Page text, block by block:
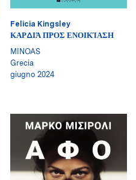
Felicia Kingsley
ΚΑΡΔΙΆ ΠΡΟΣ ΕΝΟΙΚΊΑΣΗ
MINOAS
Grecia
giugno 2024